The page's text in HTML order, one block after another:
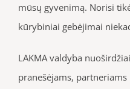
mūsų gyvenimą. Norisi
kūrybiniai gebėjimai
LAKMA valdyba
pranešėjams,